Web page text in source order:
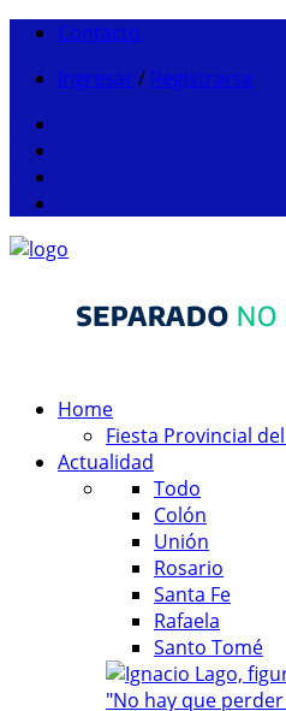
Contacto
Ingresar / Registrarse
Home
Fiesta Provincial
Actualidad
Todo
Colón
Unión
Rosario
Santa Fe
Rafaela
Santo Tomé